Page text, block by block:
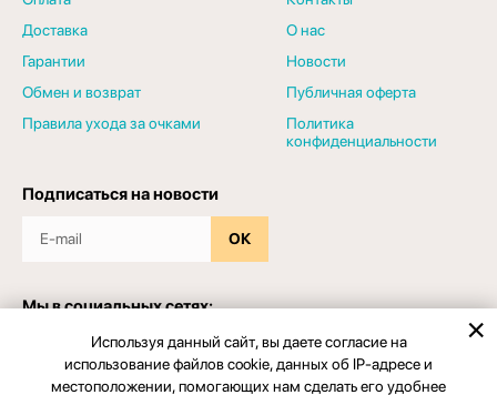
Доставка
Гарантии
Обмен и возврат
Правила ухода за очками
О нас
Новости
Публичная оферта
Политика
конфиденциальности
Подписаться на новости
ОК
Мы в социальных сетях:
Используя данный сайт, вы даете согласие на
использование файлов cookie, данных об IP-адресе и
местоположении, помогающих нам сделать его удобнее